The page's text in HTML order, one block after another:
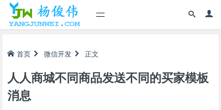
首页 微信开发 正文
人人商城不同商品发送不同的买家模板
消息